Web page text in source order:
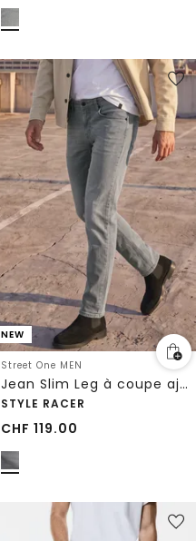
NEW
Street One MEN
Jean Slim Leg à coupe ajustée
STYLE RACER
CHF 119.00